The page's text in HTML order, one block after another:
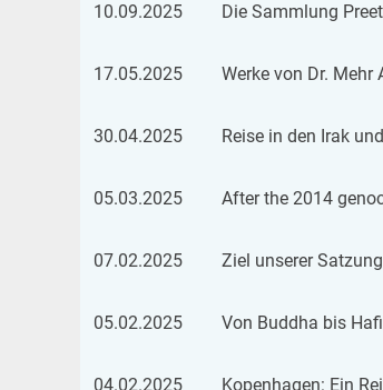
10.09.2025
Die Samm­lung
17.05.2025
Werke von Dr. Mehr
30.04.2025
Reise in den Irak
05.03.2025
After the 2014
07.02.2025
Ziel un­se­rer Sat­zung
05.02.2025
Von Bud­dha bis
04.02.2025
Ko­pen­ha­gen: Ein